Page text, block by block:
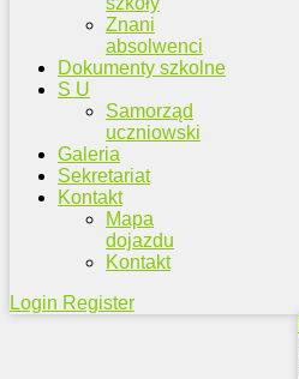
Znani
absolwenci
Dokumenty szkolne
S U
Samorząd
uczniowski
Galeria
Sekretariat
Kontakt
Mapa
dojazdu
Kontakt
Login Register